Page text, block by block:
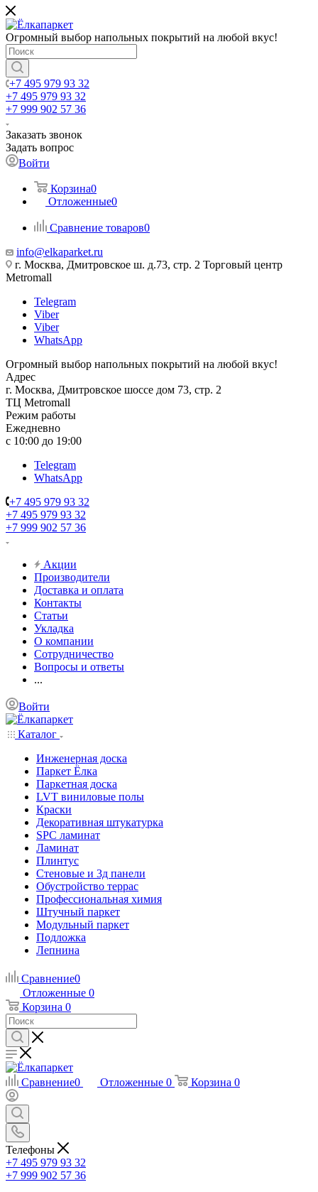
Огромный выбор напольных покрытий на любой вкус!
+7 495 979 93 32
+7 495 979 93 32
+7 999 902 57 36
Заказать звонок
Задать вопрос
Войти
Корзина0
Отложенные0
Сравнение товаров0
info@elkaparket.ru
г. Москва, Дмитровское ш. д.73, стр. 2 Торговый центр
Metromall
Telegram
Viber
Viber
WhatsApp
Огромный выбор напольных покрытий на любой вкус!
Адрес
г. Москва, Дмитровское шоссе дом 73, стр. 2
ТЦ Metromall
Режим работы
Ежедневно
с 10:00 до 19:00
Telegram
WhatsApp
+7 495 979 93 32
+7 495 979 93 32
+7 999 902 57 36
Акции
Производители
Доставка и оплата
Контакты
Статьи
Укладка
О компании
Сотрудничество
Вопросы и ответы
...
Войти
Каталог
Инженерная доска
Паркет Ёлка
Паркетная доска
LVT виниловые полы
Краски
Декоративная штукатурка
SPC ламинат
Ламинат
Плинтус
Стеновые и 3д панели
Обустройство террас
Профессиональная химия
Штучный паркет
Модульный паркет
Подложка
Лепнина
Сравнение0
Отложенные 0
Корзина 0
Сравнение0 Отложенные 0 Корзина 0
Телефоны
+7 495 979 93 32
+7 999 902 57 36